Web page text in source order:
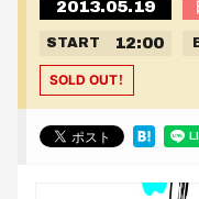
2013.05.19
START 12:00
SOLD OUT！